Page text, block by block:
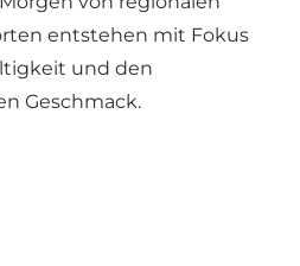
entstehen mit Fokus
und den
Geschmack.